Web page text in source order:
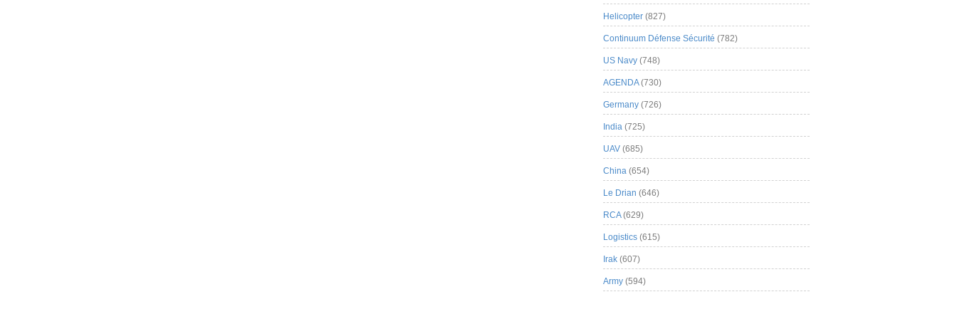
Helicopter (827)
Continuum Défense Sécurité (782)
US Navy (748)
AGENDA(730)
Germany (726)
India (725)
UAV (685)
China (654)
Le Drian (646)
RCA(629)
Logistics (615)
Irak (607)
Army (594)